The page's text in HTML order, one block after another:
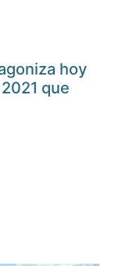
hoy
que